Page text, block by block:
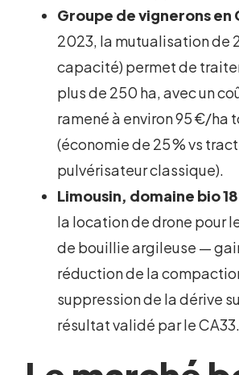
Groupe de vignerons en
2023, la mutualisation de
capacité) permet de
plus de 250 ha, avec un
ramené à environ 95 €/ha
(économie de 25 % vs
pulvérisateur classique).
Limousin, domaine bio 18
la location de drone pour
de bouillie argileuse —
réduction de la
suppression de la dérive
résultat validé par le CA33.